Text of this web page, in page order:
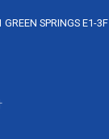
SPRINGS E1-3F